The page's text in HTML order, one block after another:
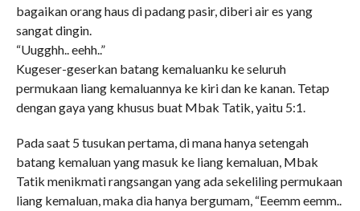
bagaikan orang haus di padang pasir, diberi air es yang
sangat dingin.
“Uugghh.. eehh..”
Kugeser-geserkan batang kemaluanku ke seluruh
permukaan liang kemaluannya ke kiri dan ke kanan. Tetap
dengan gaya yang khusus buat Mbak Tatik, yaitu 5:1.
Pada saat 5 tusukan pertama, di mana hanya setengah
batang kemaluan yang masuk ke liang kemaluan, Mbak
Tatik menikmati rangsangan yang ada sekeliling permukaan
liang kemaluan, maka dia hanya bergumam, “Eeemm eemm..